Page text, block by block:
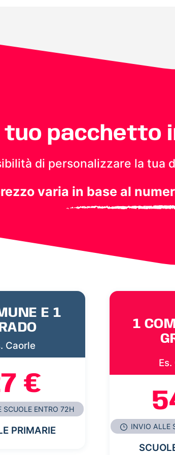
tuo pacchetto
di personalizzare la tua
varia in base al
E 1
Caorle
€
SCUOLE ENTRO 72H
PRIMARIE
1
INVIO ALLE